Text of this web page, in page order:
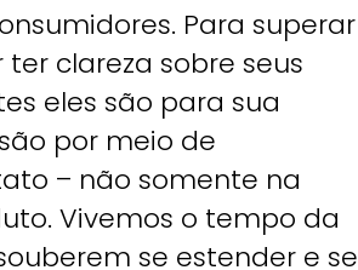
Para superar
clareza sobre seus
eles são para sua
por meio de
– não somente na
Vivemos o tempo da
se estender e se